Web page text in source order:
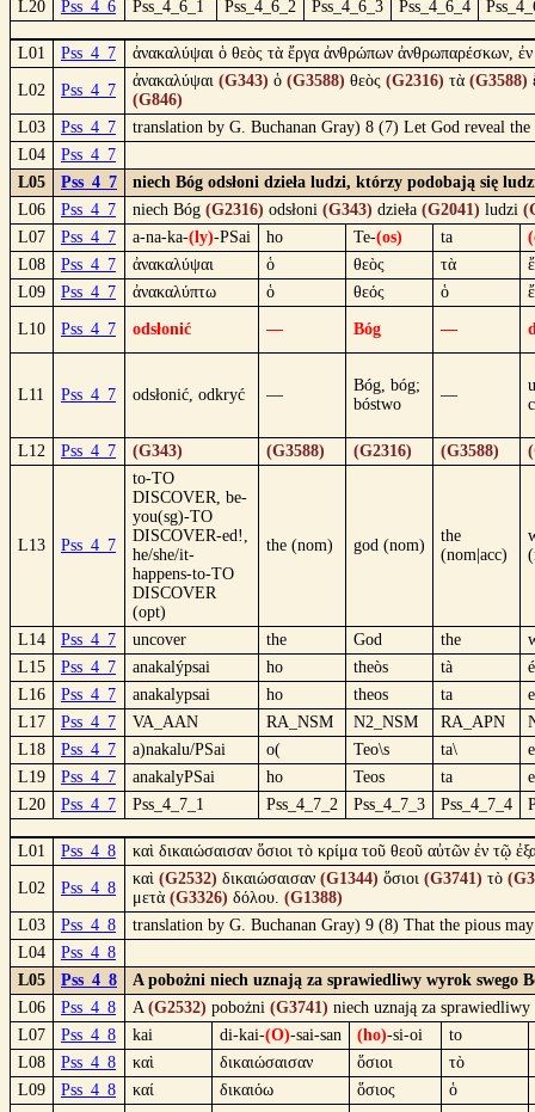
L20
Pss_4_6 Pss_4_6_1 Pss_4_6_2 Pss_4_6_3 Pss_4_6_4
L01 Pss_4_7 ἀνακαλύψαι ὁ θεὸς τὰ ἔργα ἀνθρώπων ἀνθρωπαρέσκων,
L02 Pss_4_7
ἀνακαλύψαι (G343) ὁ (G3588) θεὸς (G2316) τὰ (G3588)
(G846)
L03
Pss_4_7
translation by G. Buchanan Gray) 8 (7) Let God reveal
L04
Pss_4_7
L05
Pss_4_7
niech Bóg odsłoni dzieła ludzi, którzy podobają się
L06
Pss_4_7 niech Bóg (G2316) odsłoni (G343) dzieła (G2041) ludzi
L07
Pss_4_7 a-na-ka-(ly)-PSai ho Te-(os) ta
L08
Pss_4_7 ἀνακαλύψαι ὁ θεὸς τὰ
L09
Pss_4_7 ἀνακαλύπτω ὁ θεός ὁ
L10 Pss_4_7 odsłonić — Bóg —
L11 Pss_4_7 odsłonić, odkryć —
Bóg, bóg;
bóstwo
—
L12 Pss_4_7 (G343) (G3588) (G2316) (G3588)
L13 Pss_4_7
to-TO
DISCOVER, be-
you(sg)-TO
DISCOVER-ed!,
he/she/it-
happens-to-TO
DISCOVER
(opt)
the (nom) god (nom)
the
(nom|acc)
L14 Pss_4_7 uncover the God the
L15
Pss_4_7 anakalýpsai ho theòs tà
L16
Pss_4_7 anakalypsai ho theos ta
L17
Pss_4_7 VA_AAN RA_NSM N2_NSM RA_APN
L18
Pss_4_7 a)nakalu/PSai o( Teo\s ta\
L19
Pss_4_7 anakalyPSai ho Teos ta
L20
Pss_4_7 Pss_4_7_1 Pss_4_7_2 Pss_4_7_3 Pss_4_7_4
L01 Pss_4_8 καὶ δικαιώσαισαν ὅσιοι τὸ κρίμα τοῦ θεοῦ αὐτῶν ἐν τῷ
L02 Pss_4_8
καὶ (G2532) δικαιώσαισαν (G1344) ὅσιοι (G3741) τὸ
μετὰ (G3326) δόλου. (G1388)
L03
Pss_4_8
translation by G. Buchanan Gray) 9 (8) That the pious
L04
Pss_4_8
L05
Pss_4_8
A pobożni niech uznają za sprawiedliwy wyrok swego
L06
Pss_4_8 A (G2532) pobożni (G3741) niech uznają za sprawiedliwy
L07
Pss_4_8 kai di-kai-(O)-sai-san (ho)-si-oi
to
L08
Pss_4_8 καὶ δικαιώσαισαν ὅσιοι
τὸ
L09
Pss_4_8 καί δικαιόω ὅσιος ὁ